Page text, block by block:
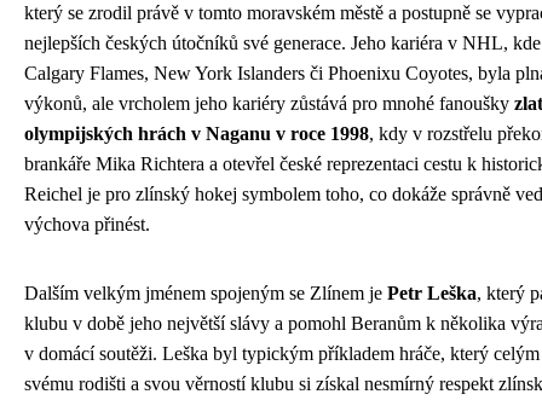
který se zrodil právě v tomto moravském městě a postupně se
nejlepších českých útočníků své generace. Jeho kariéra v NHL,
Calgary Flames, New York Islanders či Phoenixu Coyotes, byla
výkonů, ale vrcholem jeho kariéry zůstává pro mnohé fanoušky
olympijských hrách v Naganu v roce 1998, kdy v rozstřelu
brankáře Mika Richtera a otevřel české reprezentaci cestu k
Reichel je pro zlínský hokej symbolem toho, co dokáže správně
výchova přinést.
Dalším velkým jménem spojeným se Zlínem je Petr Leška, který
klubu v době jeho největší slávy a pomohl Beranům k několika
v domácí soutěži. Leška byl typickým příkladem hráče, který
svému rodišti a svou věrností klubu si získal nesmírný respekt